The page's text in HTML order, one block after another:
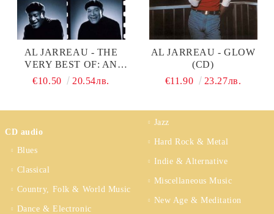
AL JARREAU - THE
VERY BEST OF: AN
EXCELLENT
€10.50 20.54лв.
AL JARREAU - GLOW
(CD)
€11.90
23.27лв.
CD audio
Blues
Classical
Country, Folk & World Music
Dance & Electronic
Jazz
Hard Rock & Metal
Indie & Alternative
Miscellaneous Music
New Age & Meditation